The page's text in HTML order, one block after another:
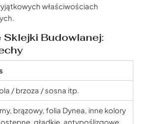
właściwościach
Sklejki Budowlanej:
/ brzoza / sosna itp.
brązowy, folia Dynea, inne kolory
gładkie, antypoślizgowe,